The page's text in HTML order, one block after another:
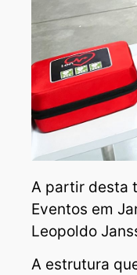
A partir desta
Eventos em
Leopoldo
A estrutura